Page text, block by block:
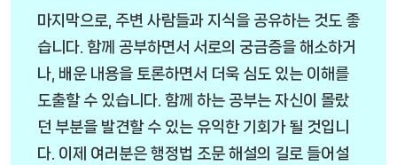
마지막으로, 주변 사람들과 지식을 공유하는 것도 좋
습니다. 함께 공부하면서 서로의 궁금증을 해소하거
나, 배운 내용을 토론하면서 더욱 심도 있는 이해를
도출할 수 있습니다. 함께 하는 공부는 자신이 몰랐
던 부분을 발견할 수 있는 유익한 기회가 될 것입니
다. 이제 여러분은 행정법 조문 해설의 길로 들어설